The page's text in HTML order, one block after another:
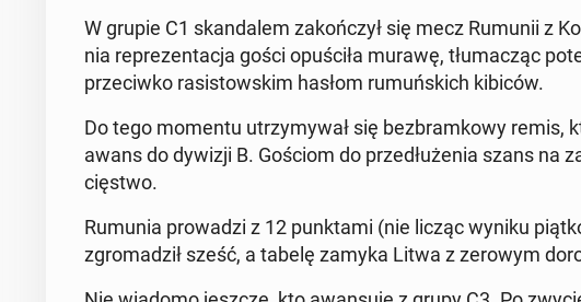
W grupie C1 skan­da­lem za­koń­czył się mecz Rumunii z
nia re­pre­zen­ta­cja gości opu­ści­ła murawę, tłu­ma­cząc
prze­ciw­ko ra­si­stow­skim hasłom ru­muń­skich kibiców.
Do tego momentu utrzy­my­wał się bez­bram­ko­wy remis,
awans do dywizji B. Gościom do prze­dłu­że­nia szans na
cię­stwo.
Rumunia pro­wa­dzi z 12 punk­ta­mi (nie licząc wyniku
zgro­ma­dził sześć, a tabelę zamyka Litwa z zerowym